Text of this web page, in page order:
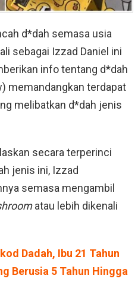
d*dah semasa usia
sebagai Izzad Daniel ini
info tentang d*dah
memandangkan terdapat
melibatkan d*dah jenis
secara terperinci
jenis ini, Izzad
semasa mengambil
atau lebih dikenali
Dadah, Ibu 21 Tahun
Berusia 5 Tahun Hingga